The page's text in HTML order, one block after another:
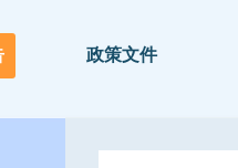
政策文件